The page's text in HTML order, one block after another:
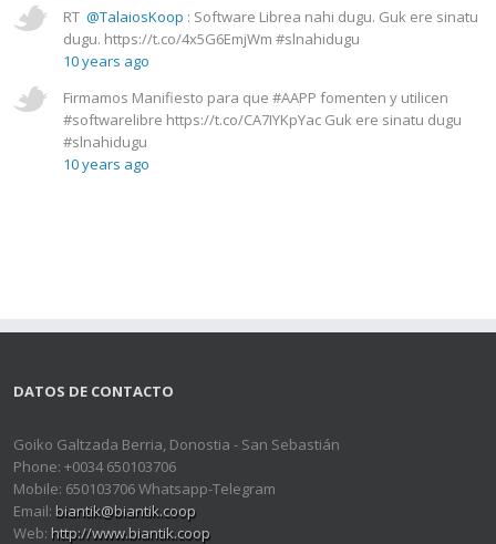
RT @TalaiosKoop : Software Librea nahi dugu. Guk ere sinatu
dugu. https://t.co/4x5G6EmjWm #slnahidugu
10 years ago
Firmamos Manifiesto para que #AAPP fomenten y utilicen
#softwarelibre https://t.co/CA7IYKpYac Guk ere sinatu dugu
#slnahidugu
10 years ago
DATOS DE CONTACTO
Goiko Galtzada Berria, Donostia - San Sebastián
Phone: +0034 650103706
Mobile: 650103706 Whatsapp-Telegram
Email: biantik@biantik.coop
Web: http://www.biantik.coop